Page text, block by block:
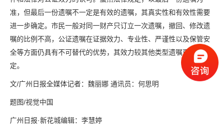
准，但最后一份遗嘱不一定是有效的遗嘱，其真实性和有效性需要
进一步确定。市民一般对同一财产只订立一次遗嘱，撤回、修改遗
嘱的比例不高，公证遗嘱在证据效力、专业性、严谨性以及保管安
全等方面仍具有不可替代的优势，其效力较其他类型遗嘱更为稳
定。
文/广州日报全媒体记者：魏丽娜 通讯员：何思明
题图/视觉中国
广州日报·新花城编辑：李慧婷